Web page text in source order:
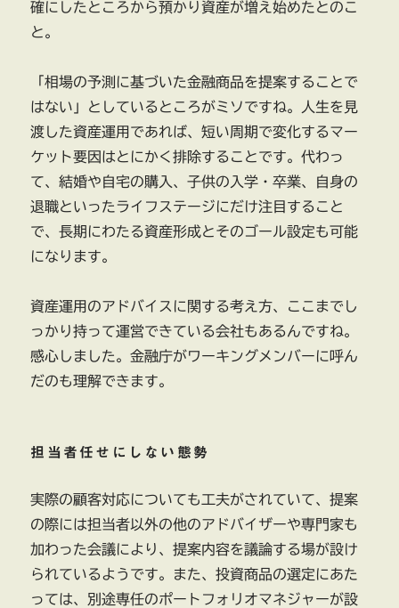
確にしたところから預かり資産が増え始めたとのこ
と。
「相場の予測に基づいた金融商品を提案することで
はない」としているところがミソですね。人生を見
渡した資産運用であれば、短い周期で変化するマー
ケット要因はとにかく排除することです。代わっ
て、結婚や自宅の購入、子供の入学・卒業、自身の
退職といったライフステージにだけ注目すること
で、長期にわたる資産形成とそのゴール設定も可能
になります。
資産運用のアドバイスに関する考え方、ここまでし
っかり持って運営できている会社もあるんですね。
感心しました。金融庁がワーキングメンバーに呼ん
だのも理解できます。
担当者任せにしない態勢
実際の顧客対応についても工夫がされていて、提案
の際には担当者以外の他のアドバイザーや専門家も
加わった会議により、提案内容を議論する場が設け
られているようです。また、投資商品の選定にあた
っては、別途専任のポートフォリオマネジャーが設